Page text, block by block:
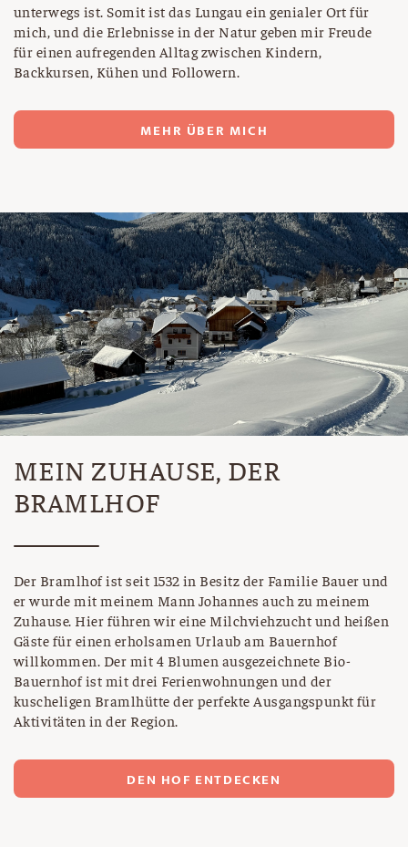
unterwegs ist. Somit ist das Lungau ein genialer Ort für
mich, und die Erlebnisse in der Natur geben mir Freude
für einen aufregenden Alltag zwischen Kindern,
Backkursen, Kühen und Followern.
MEHR ÜBER MICH
MEIN ZUHAUSE, DER
BRAMLHOF
Der Bramlhof ist seit 1532 in Besitz der Familie Bauer und
er wurde mit meinem Mann Johannes auch zu meinem
Zuhause. Hier führen wir eine Milchviehzucht und heißen
Gäste für einen erholsamen Urlaub am Bauernhof
willkommen. Der mit 4 Blumen ausgezeichnete Bio-
Bauernhof ist mit drei Ferienwohnungen und der
kuscheligen Bramlhütte der perfekte Ausgangspunkt für
Aktivitäten in der Region.
DEN HOF ENTDECKEN